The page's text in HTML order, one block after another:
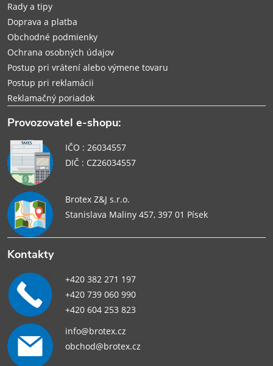
e
Rady a tipy
Doprava a platba
Obchodné podmienky
Ochrana osobných údajov
Postup pri vrátení alebo výmene tovaru
Postup pri reklamácii
Reklamačný poriadok
Provozovatel e-shopu:
IČO : 26034557
DIČ : CZ26034557
Brotex Z&J s.r.o.
Stanislava Maliny 457, 397 01 Písek
Kontakty
+420 382 271 197
+420 739 060 990
+420 604 253 823
info@brotex.cz
obchod@brotex.cz